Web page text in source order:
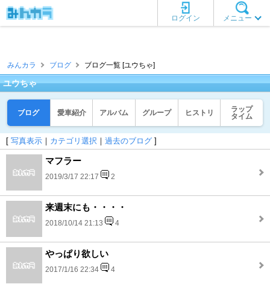
メニュー
ログイン
みんカラ ブログ ブログ一覧 [ユウちゃ]
ユウちゃ
ブログ 愛車紹介 アルバム グループ ヒストリ
ラップ
タイム
[ 写真表示 ｜ カテゴリ選択 ｜ 過去のブログ ]
マフラー
2019/3/17 22:17 2
来週末にも・・・・
2018/10/14 21:13 4
やっぱり欲しい
2017/1/16 22:34 4